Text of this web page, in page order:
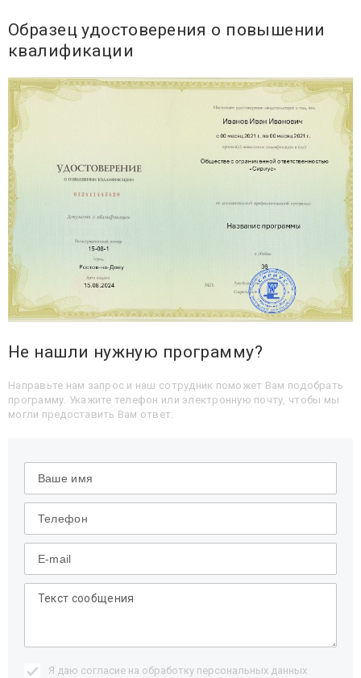
Образец удостоверения о повышении
квалификации
Не нашли нужную программу?
Направьте нам запрос и наш сотрудник поможет Вам подобрать
программу. Укажите телефон или электронную почту, чтобы мы
могли предоставить Вам ответ.
Я даю согласие на обработку персональных данных